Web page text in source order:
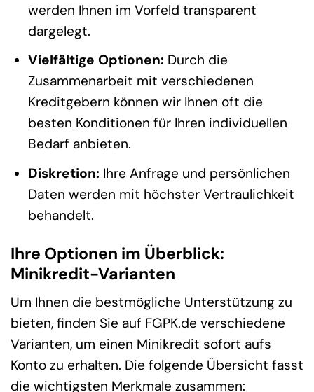
werden Ihnen im Vorfeld transparent
dargelegt.
Vielfältige Optionen: Durch die
Zusammenarbeit mit verschiedenen
Kreditgebern können wir Ihnen oft die
besten Konditionen für Ihren individuellen
Bedarf anbieten.
Diskretion: Ihre Anfrage und persönlichen
Daten werden mit höchster Vertraulichkeit
behandelt.
Ihre Optionen im Überblick:
Minikredit-Varianten
Um Ihnen die bestmögliche Unterstützung zu
bieten, finden Sie auf FGPK.de verschiedene
Varianten, um einen Minikredit sofort aufs
Konto zu erhalten. Die folgende Übersicht fasst
die wichtigsten Merkmale zusammen: